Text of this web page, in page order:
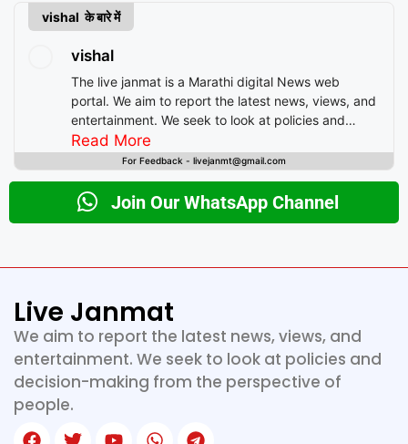
vishal के बारे में
vishal
The live janmat is a Marathi digital News web
portal. We aim to report the latest news, views, and
entertainment. We seek to look at policies and
decision-making from the perspective of people.
Read More
For Feedback - livejanmt@gmail.com
Join Our WhatsApp Channel
Live Janmat
We aim to report the latest news, views, and
entertainment. We seek to look at policies and
decision-making from the perspective of
people.